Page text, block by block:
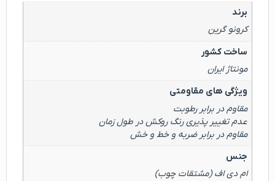
برند
کرونو گرین
ساخت کشور
مونتاژ ایران
ویژگی های مقاومتی
مقاوم در برابر رطوبت
عدم تغییر پذیری رنگ روکش در طول زمان
مقاوم در برابر ضربه و خط و خش
جنس
ام دی اف (مشتقات چوب)